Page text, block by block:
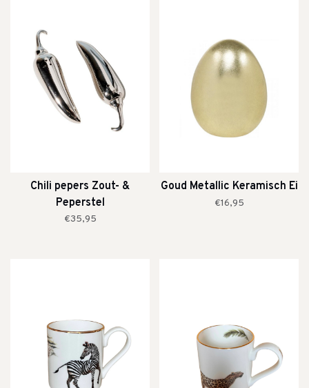
Chili pepers Zout- &
Peperstel
€35,95
Goud Metallic Keramisch Ei
€16,95